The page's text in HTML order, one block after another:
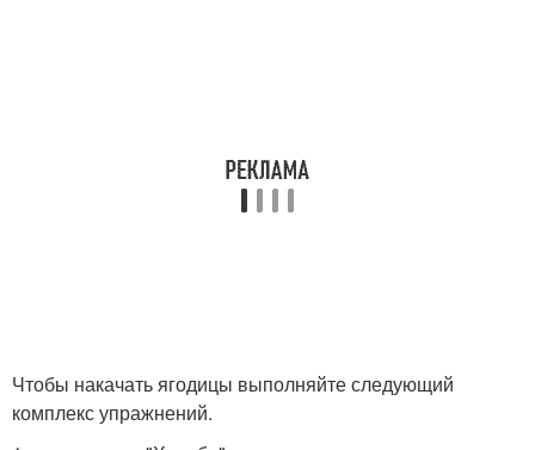
Чтобы накачать ягодицы выполняйте следующий
комплекс упражнений.